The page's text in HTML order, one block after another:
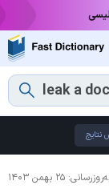
نتایج
۲۵ بهمن ۱۴۰۳